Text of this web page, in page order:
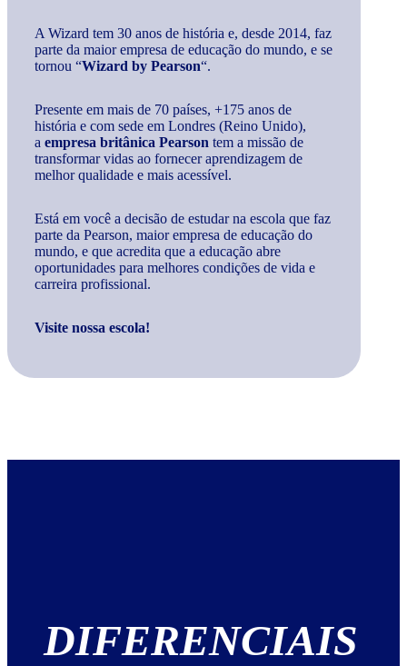
A Wizard tem 30 anos de história e, desde 2014, faz
parte da maior empresa de educação do mundo, e se
tornou “Wizard by Pearson“.
Presente em mais de 70 países, +175 anos de
história e com sede em Londres (Reino Unido),
a empresa britânica Pearson tem a missão de
transformar vidas ao fornecer aprendizagem de
melhor qualidade e mais acessível.
Está em você a decisão de estudar na escola que faz
parte da Pearson, maior empresa de educação do
mundo, e que acredita que a educação abre
oportunidades para melhores condições de vida e
carreira profissional.
Visite nossa escola!
DIFERENCIAIS